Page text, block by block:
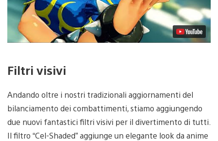
Filtri visivi
Andando oltre i nostri tradizionali aggiornamenti del
bilanciamento dei combattimenti, stiamo aggiungendo
due nuovi fantastici filtri visivi per il divertimento di tutti.
Il filtro “Cel-Shaded” aggiunge un elegante look da anime